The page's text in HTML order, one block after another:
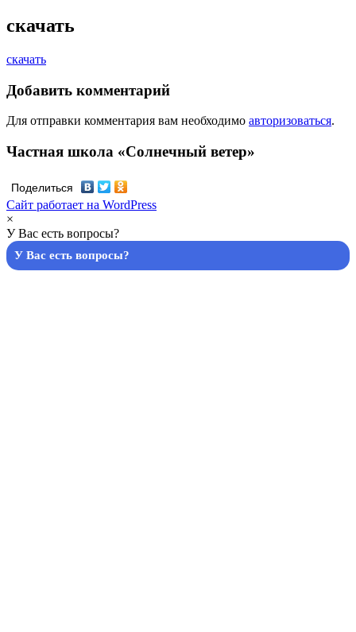
скачать
скачать
Добавить комментарий
Для отправки комментария вам необходимо авторизоваться.
Частная школа «Солнечный ветер»
Поделиться
Сайт работает на WordPress
×
У Вас есть вопросы?
У Вас есть вопросы?